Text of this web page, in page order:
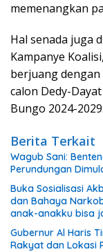
memenangkan
Hal senada juga
Kampanye
berjuang
calon Dedy-
Bungo 2024-2029.
Berita Terkait
Wagub Sani:
Perundungan
Buka Sosialisasi
dan Bahaya
anak-anakku bisa
tangan”
Gubernur Al Haris
Rakyat dan Lokasi